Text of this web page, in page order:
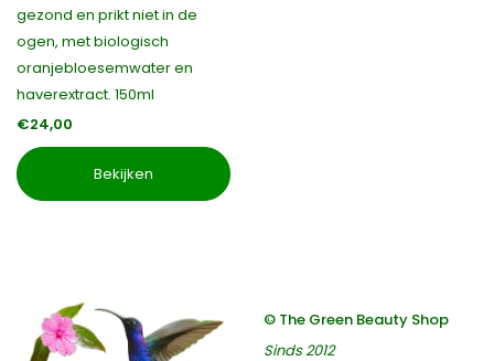
gezond en prikt niet in de
ogen, met biologisch
oranjebloesemwater en
haverextract. 150ml
€24,00
Bekijken
© The Green Beauty Shop
Sinds 2012